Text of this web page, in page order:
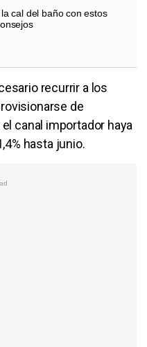
cal del baño con estos
recurrir a los
de
canal importador haya
hasta junio.